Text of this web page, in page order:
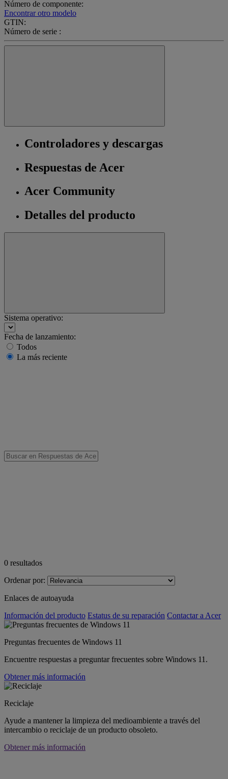
Número de componente:
Encontrar otro modelo
GTIN:
Número de serie :
Controladores y descargas
Respuestas de Acer
Acer Community
Detalles del producto
Sistema operativo:
Fecha de lanzamiento:
Todos
La más reciente
0 resultados
Ordenar por:
Enlaces de autoayuda
Información del producto Estatus de su reparación Contactar a Acer
Preguntas frecuentes de Windows 11
Encuentre respuestas a preguntar frecuentes sobre Windows 11.
Obtener más información
Reciclaje
Ayude a mantener la limpieza del medioambiente a través del
intercambio o reciclaje de un producto obsoleto.
Obtener más información